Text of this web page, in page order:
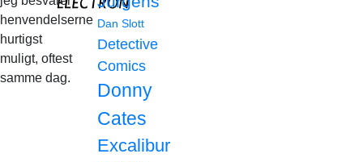
henvendelserne
hurtigst
muligt, oftest
samme dag.
Dan Slott
Detective
Comics
Donny
Cates
Excalibur